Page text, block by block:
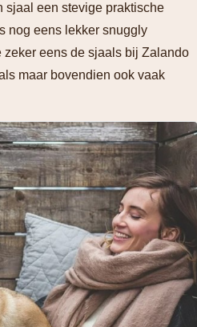
sjaal een stevige praktische
nog eens lekker snuggly
eens de sjaals bij Zalando
maar bovendien ook vaak